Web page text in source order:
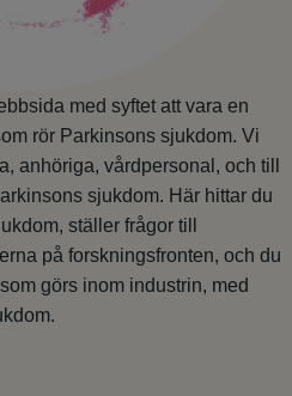
med syftet att vara en
rör Parkinsons sjukdom. Vi
anhöriga, vårdpersonal, och till
sjukdom. Här hittar du
ställer frågor till
på forskningsfronten, och du
görs inom industrin, med